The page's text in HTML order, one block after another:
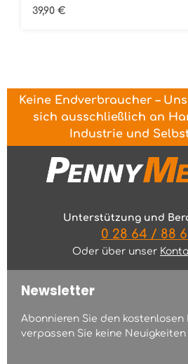
ÜbertragungstapeDie Folie
Regulärer Preis:
39,90 €
Keine Endverbraucher –
sich ausschließlich an
Industrie und
Unterstützung und
0 28 64 / 88
Oder über unser
Newsletter
Abonnieren Sie den
verpassen Sie keine